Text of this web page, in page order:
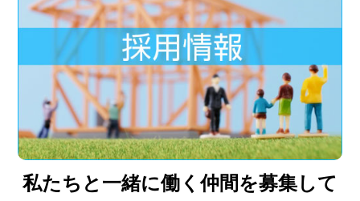
私たちと一緒に働く仲間を募集して